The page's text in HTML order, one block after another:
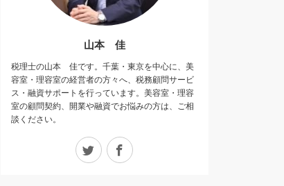
山本 佳
税理士の山本 佳です。千葉・東京を中心に、美
容室・理容室の経営者の方々へ、税務顧問サービ
ス・融資サポートを行っています。美容室・理容
室の顧問契約、開業や融資でお悩みの方は、ご相
談ください。
Twitter